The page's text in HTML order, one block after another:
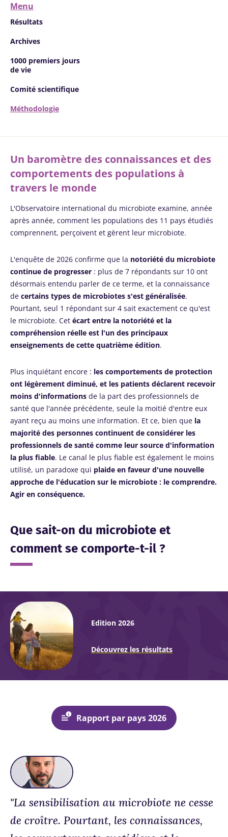
Menu
Résultats
Archives
1000 premiers jours
de vie
Comité scientifique
Méthodologie
Un baromètre des connaissances et des
comportements des populations à
travers le monde
L'Observatoire international du microbiote examine, année
après année, comment les populations des 11 pays étudiés
comprennent, perçoivent et gèrent leur microbiote.
L'enquête de 2026 confirme que la notoriété du microbiote
continue de progresser : plus de 7 répondants sur 10 ont
désormais entendu parler de ce terme, et la connaissance
de certains types de microbiotes s'est généralisée.
Pourtant, seul 1 répondant sur 4 sait exactement ce qu'est
le microbiote. Cet écart entre la notoriété et la
compréhension réelle est l'un des principaux
enseignements de cette quatrième édition.
Plus inquiétant encore : les comportements de protection
ont légèrement diminué, et les patients déclarent recevoir
moins d'informations de la part des professionnels de
santé que l'année précédente, seule la moitié d'entre eux
ayant reçu au moins une information. Et ce, bien que la
majorité des personnes continuent de considérer les
professionnels de santé comme leur source d'information
la plus fiable. Le canal le plus fiable est également le moins
utilisé, un paradoxe qui plaide en faveur d'une nouvelle
approche de l'éducation sur le microbiote : le comprendre.
Agir en conséquence.
Que sait-on du microbiote et
comment se comporte-t-il ?
Edition 2026
Découvrez les résultats
Rapport par pays 2026
"La sensibilisation au microbiote ne cesse
de croître. Pourtant, les connaissances,